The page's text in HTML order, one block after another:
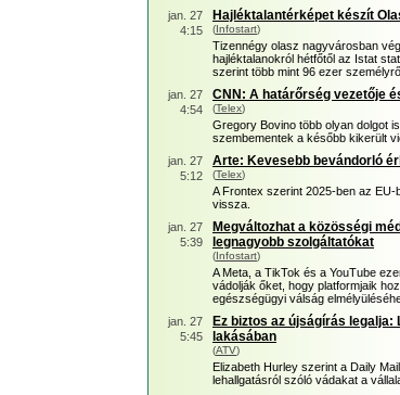
jan. 27
4:15
Hajléktalantérképet készít
(Infostart)
Tizennégy olasz nagyvárosban
hajléktalanokról hétfőtől az Istat
szerint több mint 96 ezer
jan. 27
4:54
CNN: A határőrség vezetője
(Telex)
Gregory Bovino több olyan dolgot
szembementek a később kikerült
jan. 27
5:12
Arte: Kevesebb bevándorló
(Telex)
A Frontex szerint 2025-ben az
vissza.
jan. 27
5:39
Megváltozhat a közösségi
legnagyobb szolgáltatókat
(Infostart)
A Meta, a TikTok és a YouTube
vádolják őket, hogy platformjaik
egészségügyi válság
jan. 27
5:45
Ez biztos az újságírás
lakásában
(ATV)
Elizabeth Hurley szerint a Daily
lehallgatásról szóló vádakat a